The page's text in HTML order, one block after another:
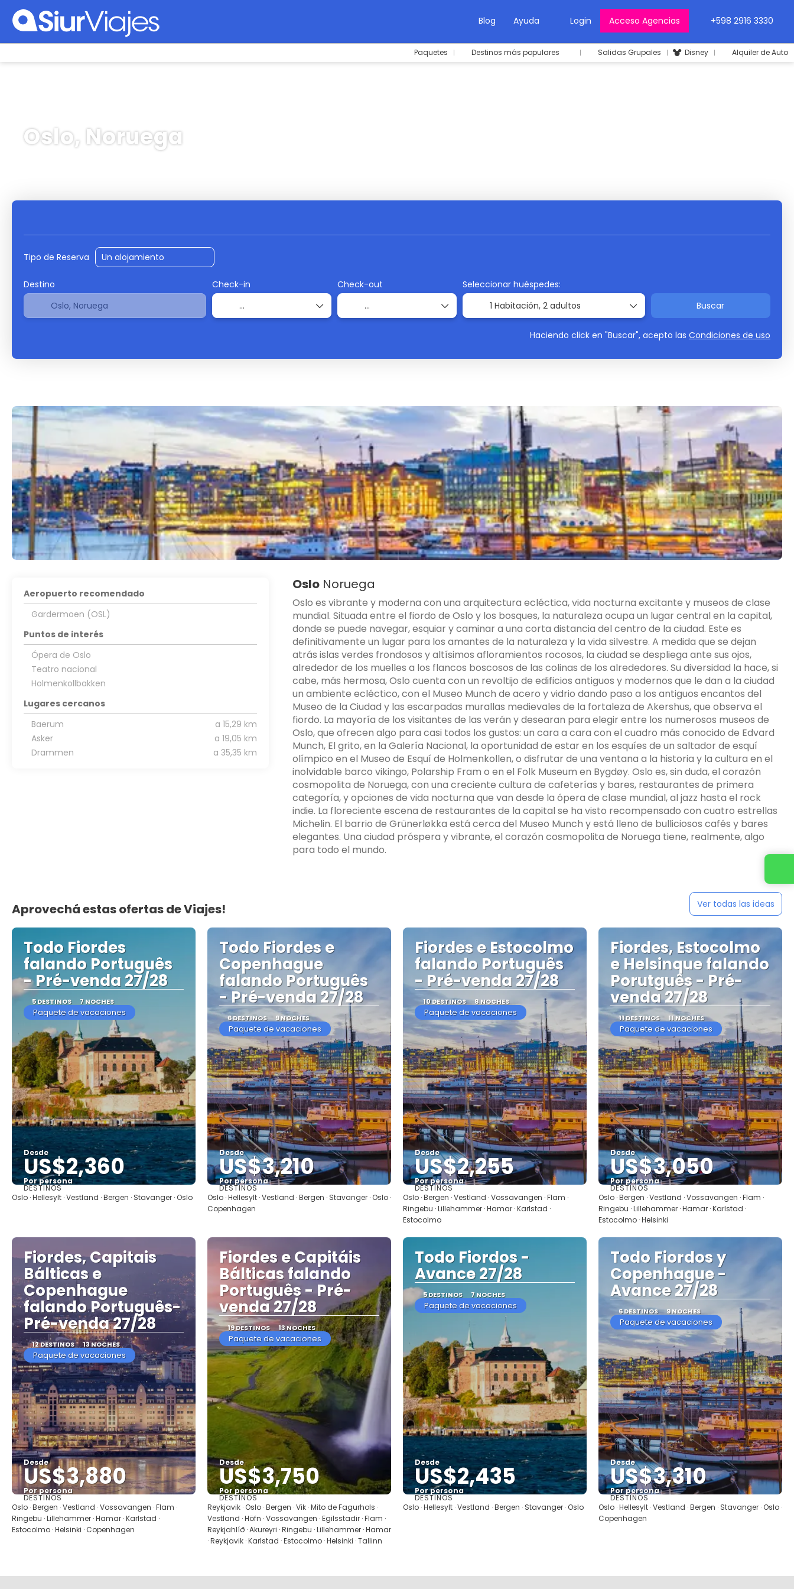
Blog Ayuda Login Acceso Agencias +598 2916 3330
Paquetes Destinos más populares Salidas Grupales Disney Alquiler de Auto
Oslo, Noruega
Tipo de Reserva
Destino Check-in Check-out
Seleccionar huéspedes:
1 Habitación,2 adultos Buscar
Haciendo click en "Buscar", acepto las Condiciones de uso
OsloNoruega
Oslo es vibrante y moderna con una arquitectura ecléctica, vida nocturna excitante y museos de clase
mundial. Situada entre el fiordo de Oslo y los bosques, la naturaleza ocupa un lugar central en la capital,
donde se puede navegar, esquiar y caminar a una corta distancia del centro de la ciudad. Este es
definitivamente un lugar para los amantes de la naturaleza y la vida silvestre. A medida que se dejan
atrás islas verdes frondosos y altísimos afloramientos rocosos, la ciudad se despliega ante sus ojos,
alrededor de los muelles a los flancos boscosos de las colinas de los alrededores. Su diversidad la hace, si
cabe, más hermosa, Oslo cuenta con un revoltijo de edificios antiguos y modernos que le dan a la ciudad
un ambiente ecléctico, con el Museo Munch de acero y vidrio dando paso a los antiguos encantos del
Museo de la Ciudad y las escarpadas murallas medievales de la fortaleza de Akershus, que observa el
fiordo. La mayoría de los visitantes de las verán y desearan para elegir entre los numerosos museos de
Oslo, que ofrecen algo para casi todos los gustos: un cara a cara con el cuadro más conocido de Edvard
Munch, El grito, en la Galería Nacional, la oportunidad de estar en los esquíes de un saltador de esquí
olímpico en el Museo de Esquí de Holmenkollen, o disfrutar de una ventana a la historia y la cultura en el
inolvidable barco vikingo, Polarship Fram o en el Folk Museum en Bygdøy. Oslo es, sin duda, el corazón
cosmopolita de Noruega, con una creciente cultura de cafeterías y bares, restaurantes de primera
categoría, y opciones de vida nocturna que van desde la ópera de clase mundial, al jazz hasta el rock
indie. La floreciente escena de restaurantes de la capital se ha visto recompensado con cuatro estrellas
Michelin. El barrio de Grünerløkka está cerca del Museo Munch y está lleno de bulliciosos cafés y bares
elegantes. Una ciudad próspera y vibrante, el corazón cosmopolita de Noruega tiene, realmente, algo
para todo el mundo.
Aeropuerto recomendado
Gardermoen (OSL)
Puntos de interés
Ópera de Oslo
Teatro nacional
Holmenkollbakken
Lugares cercanos
Baerum
a 15,29 km
Asker
a 19,05 km
Drammen
a 35,35 km
Aprovechá estas ofertas de Viajes! Ver todas las ideas
Todo Fiordes
falando Português
- Pré-venda 27/28
5 DESTINOS 7 NOCHES
Paquete de vacaciones
Desde
US$2,360
Por persona
Ver
DESTINOS
Oslo · Hellesylt · Vestland · Bergen · Stavanger · Oslo
Todo Fiordes e
Copenhague
falando Português
- Pré-venda 27/28
6 DESTINOS 9 NOCHES
Paquete de vacaciones
Desde
US$3,210
Por persona
Ver
DESTINOS
Oslo · Hellesylt · Vestland · Bergen · Stavanger · Oslo ·
Copenhagen
Fiordes e Estocolmo
falando Português
- Pré-venda 27/28
10 DESTINOS 8 NOCHES
Paquete de vacaciones
Desde
US$2,255
Por persona
Ver
DESTINOS
Oslo · Bergen · Vestland · Vossavangen · Flam ·
Ringebu · Lillehammer · Hamar · Karlstad ·
Estocolmo
Fiordes, Estocolmo
e Helsinque falando
Porutguês - Pré-
venda 27/28
11 DESTINOS 11 NOCHES
Paquete de vacaciones
Desde
US$3,050
Por persona
Ver
DESTINOS
Oslo · Bergen · Vestland · Vossavangen · Flam ·
Ringebu · Lillehammer · Hamar · Karlstad ·
Estocolmo · Helsinki
Fiordes, Capitais
Bálticas e
Copenhague
falando Português-
Pré-venda 27/28
12 DESTINOS 13 NOCHES
Paquete de vacaciones
Desde
US$3,880
Por persona
Ver
DESTINOS
Oslo · Bergen · Vestland · Vossavangen · Flam ·
Ringebu · Lillehammer · Hamar · Karlstad ·
Estocolmo · Helsinki · Copenhagen
Fiordes e Capitáis
Bálticas falando
Português - Pré-
venda 27/28
19 DESTINOS 13 NOCHES
Paquete de vacaciones
Desde
US$3,750
Por persona
Ver
DESTINOS
Reykjavik · Oslo · Bergen · Vik · Mito de Fagurhols ·
Vestland · Höfn · Vossavangen · Egilsstadir · Flam ·
Reykjahlíð · Akureyri · Ringebu · Lillehammer · Hamar
· Reykjavik · Karlstad · Estocolmo · Helsinki · Tallinn
Todo Fiordos -
Avance 27/28
5 DESTINOS 7 NOCHES
Paquete de vacaciones
Desde
US$2,435
Por persona
Ver
DESTINOS
Oslo · Hellesylt · Vestland · Bergen · Stavanger · Oslo
Todo Fiordos y
Copenhague -
Avance 27/28
6 DESTINOS 9 NOCHES
Paquete de vacaciones
Desde
US$3,310
Por persona
Ver
DESTINOS
Oslo · Hellesylt · Vestland · Bergen · Stavanger · Oslo ·
Copenhagen